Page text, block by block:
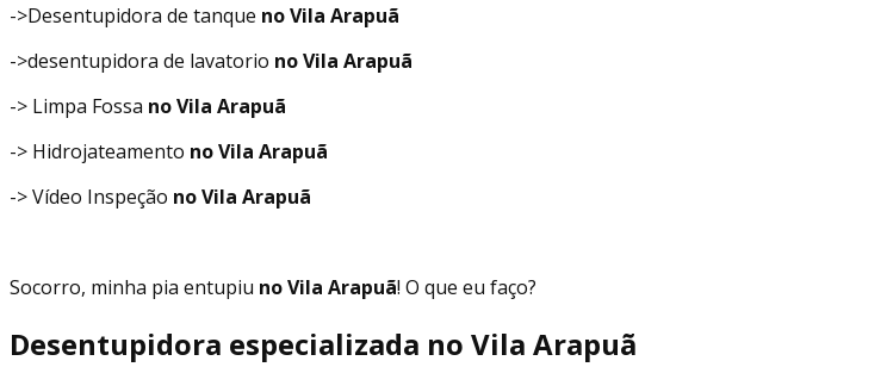
->Desentupidora de tanque no Vila Arapuã
->desentupidora de lavatorio no Vila Arapuã
-> Limpa Fossa no Vila Arapuã
-> Hidrojateamento no Vila Arapuã
-> Vídeo Inspeção no Vila Arapuã
Socorro, minha pia entupiu no Vila Arapuã! O que eu faço?
Desentupidora especializada no Vila Arapuã